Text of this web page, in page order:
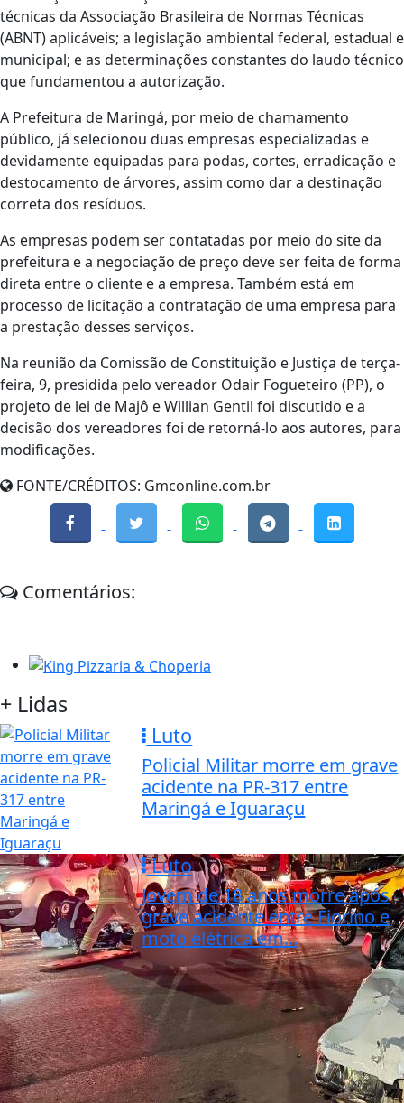
técnicas da Associação Brasileira de Normas Técnicas
(ABNT) aplicáveis; a legislação ambiental federal, estadual e
municipal; e as determinações constantes do laudo técnico
que fundamentou a autorização.
A Prefeitura de Maringá, por meio de chamamento
público, já selecionou duas empresas especializadas e
devidamente equipadas para podas, cortes, erradicação e
destocamento de árvores, assim como dar a destinação
correta dos resíduos.
As empresas podem ser contatadas por meio do site da
prefeitura e a negociação de preço deve ser feita de forma
direta entre o cliente e a empresa. Também está em
processo de licitação a contratação de uma empresa para
a prestação desses serviços.
Na reunião da Comissão de Constituição e Justiça de terça-
feira, 9, presidida pelo vereador Odair Fogueteiro (PP), o
projeto de lei de Majô e Willian Gentil foi discutido e a
decisão dos vereadores foi de retorná-lo aos autores, para
modificações.
FONTE/CRÉDITOS: Gmconline.com.br
Comentários:
+ Lidas
Luto
Policial Militar morre em grave
acidente na PR-317 entre
Maringá e Iguaraçu
Luto
Jovem de 18 anos morre após
grave acidente entre Fiorino e
moto elétrica em...